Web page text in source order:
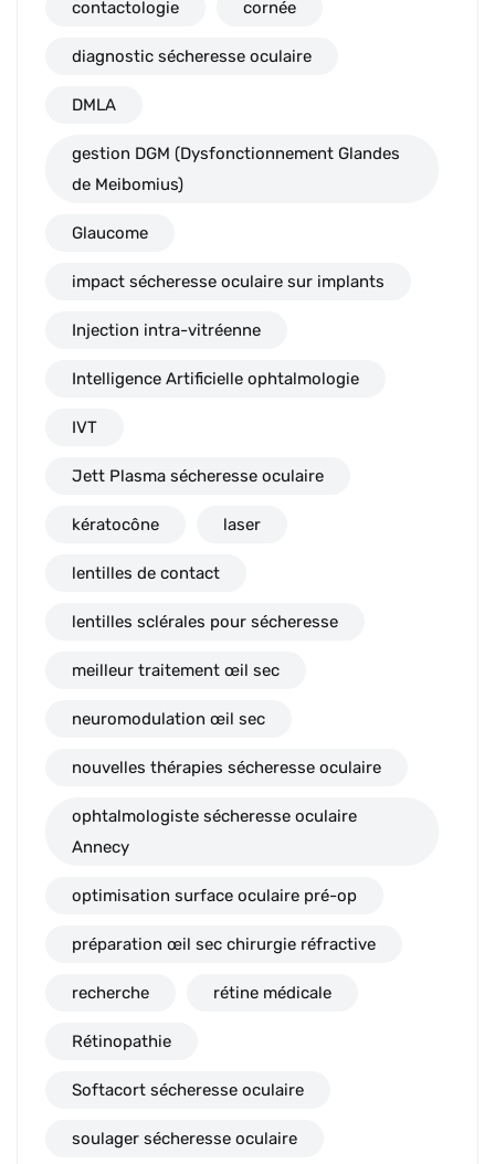
contactologie cornée
diagnostic sécheresse oculaire
DMLA
gestion DGM (Dysfonctionnement Glandes
de Meibomius)
Glaucome
impact sécheresse oculaire sur implants
Injection intra-vitréenne
Intelligence Artificielle ophtalmologie
IVT
Jett Plasma sécheresse oculaire
kératocône laser
lentilles de contact
lentilles sclérales pour sécheresse
meilleur traitement œil sec
neuromodulation œil sec
nouvelles thérapies sécheresse oculaire
ophtalmologiste sécheresse oculaire
Annecy
optimisation surface oculaire pré-op
préparation œil sec chirurgie réfractive
recherche rétine médicale
Rétinopathie
Softacort sécheresse oculaire
soulager sécheresse oculaire